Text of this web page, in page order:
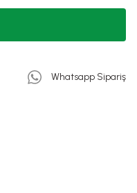
Whatsapp Sipariş